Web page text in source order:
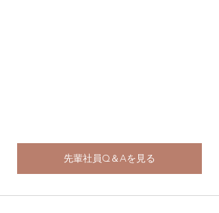
先輩社員Q＆Aを見る